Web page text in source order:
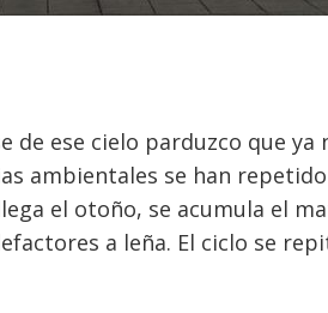
de ese cielo parduzco que
ambientales se han
el otoño, se acumula el
a leña. El ciclo se